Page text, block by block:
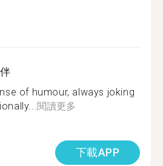
of humour, always joking
閱讀更多
下載APP